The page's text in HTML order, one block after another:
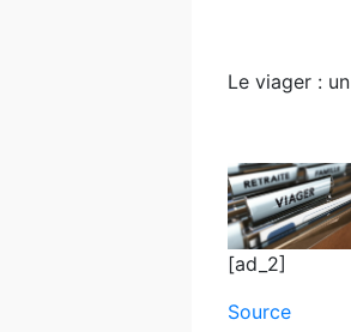
Le viager :
[ad_2]
Source